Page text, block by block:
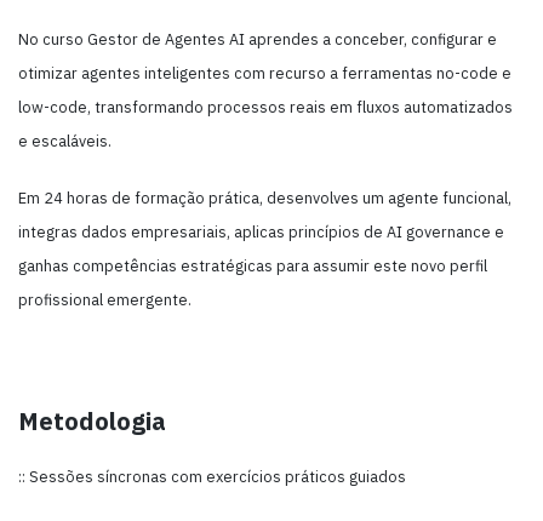
No curso Gestor de Agentes AI aprendes a conceber, configurar e
otimizar agentes inteligentes com recurso a ferramentas no-code e
low-code, transformando processos reais em fluxos automatizados
e escaláveis.
Em 24 horas de formação prática, desenvolves um agente funcional,
integras dados empresariais, aplicas princípios de AI governance e
ganhas competências estratégicas para assumir este novo perfil
profissional emergente.
Metodologia
:: Sessões síncronas com exercícios práticos guiados